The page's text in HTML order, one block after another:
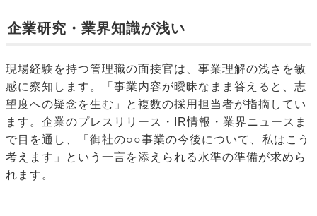
企業研究・業界知識が浅い
現場経験を持つ管理職の面接官は、事業理解の浅さを敏
感に察知します。「事業内容が曖昧なまま答えると、志
望度への疑念を生む」と複数の採用担当者が指摘してい
ます。企業のプレスリリース・IR情報・業界ニュースま
で目を通し、「御社の○○事業の今後について、私はこう
考えます」という一言を添えられる水準の準備が求めら
れます。